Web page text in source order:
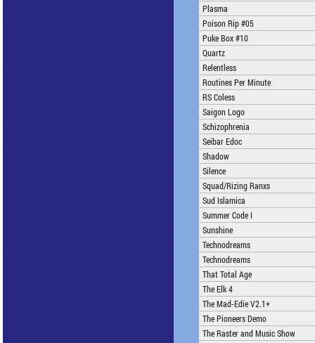
Plasma
Poison Rip #05
Puke Box #10
Quartz
Relentless
Routines Per Minute
RS Coless
Saigon Logo
Schizophrenia
Seibar Edoc
Shadow
Silence
Squad/Rizing Ranxs
Sud Islamica
Summer Code I
Sunshine
Technodreams
Technodreams
That Total Age
The Elk 4
The Mad-Edie V2.1+
The Pioneers Demo
The Raster and Music Show